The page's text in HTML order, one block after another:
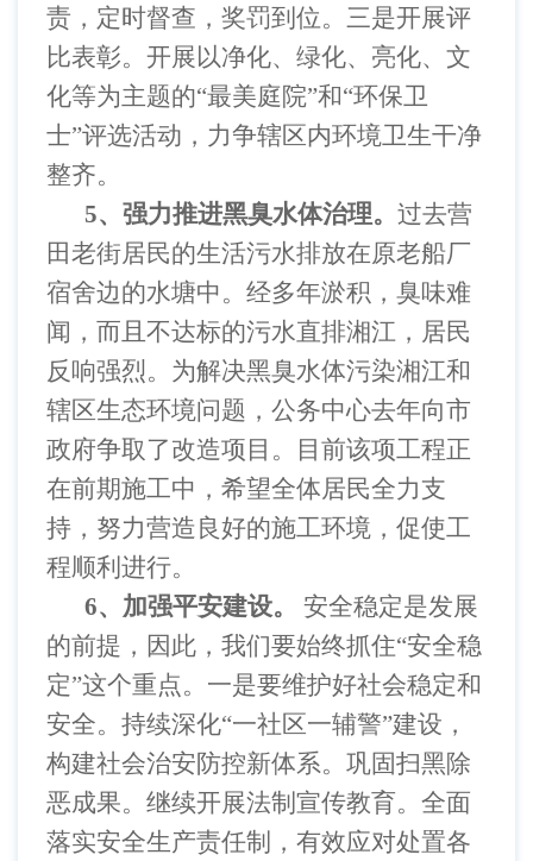
责，定时督查，奖罚到位。三是开展评
比表彰。开展以净化、绿化、亮化、文
化等为主题的“最美庭院”和“环保卫
士”评选活动，力争辖区内环境卫生干净
整齐。
5、强力推进黑臭水体治理。过去营
田老街居民的生活污水排放在原老船厂
宿舍边的水塘中。经多年淤积，臭味难
闻，而且不达标的污水直排湘江，居民
反响强烈。为解决黑臭水体污染湘江和
辖区生态环境问题，公务中心去年向市
政府争取了改造项目。目前该项工程正
在前期施工中，希望全体居民全力支
持，努力营造良好的施工环境，促使工
程顺利进行。
6、加强平安建设。
安全稳定是发展
的前提，因此，我们要始终抓住“安全稳
定”这个重点。一是要维护好社会稳定和
安全。持续深化“一社区一辅警”建设，
构建社会治安防控新体系。巩固扫黑除
恶成果。继续开展法制宣传教育。全面
落实安全生产责任制，有效应对处置各